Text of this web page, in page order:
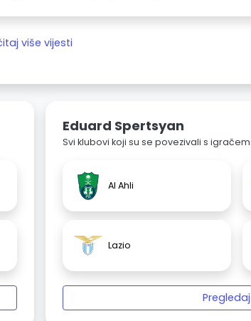
više vijesti
Eduard Spertsyan
Svi klubovi koji su se povezivali s igračem
Al Ahli
Lazio